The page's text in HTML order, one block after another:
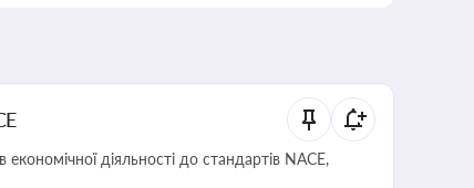
діяльності до стандартів NACE,